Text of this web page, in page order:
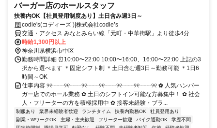
バーガー店のホールスタッフ
扶養内OK【社員登用制度あり】土日含み週3日～
codie's(コディーズ )|株式会社codie’s
交通・アクセス みなとみらい線「元町・中華街駅」より徒歩4分
時給1,300円以上
神奈川県横浜市中区
勤務時間詳細 ⏰10:00〜22:00 10:00〜16:00、16:00〜22:00 上記の3
択から選べます ＊固定シフト制 ＊土日含む週3日～勤務可能 ＊1日6
時間～OK
仕事内容 ୨୧┈┈୨୧┈┈୨୧┈┈୨୧┈┈୨୧┈┈୨୧┈┈୨୧ ✿ 人気ハンバー
ガー店でのホール業務 ✿ 土日のシフトイン可能な方募集中！ ✿ 社会
人・フリーターの方を積極採用中 ✿ 接客未経験・ブラ...
制服あり 業界未経験者歓迎 ランチタイム 扶養内勤務OK
社員登用あり
副業・WワークOK
主婦・主夫歓迎 フリーター歓迎 バイク通勤OK
学歴不問